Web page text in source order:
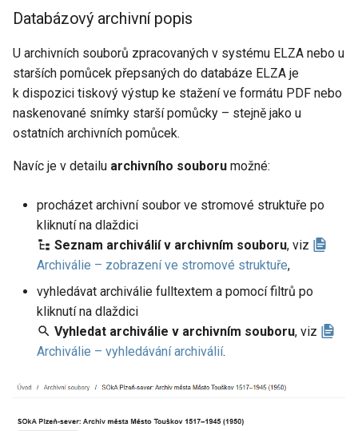
Databázový archivní popis
U archivních souborů zpracovaných v systému ELZA nebo u
starších pomůcek přepsaných do databáze ELZA je
k dispozici tiskový výstup ke stažení ve formátu PDF nebo
naskenované snímky starší pomůcky – stejně jako u
ostatních archivních pomůcek.
Navíc je v detailu archivního souboru možné:
procházet archivní soubor ve stromové struktuře po
kliknutí na dlaždici
Seznam archiválií v archivním souboru, viz
Archiválie – zobrazení ve stromové struktuře,
vyhledávat archiválie fulltextem a pomocí filtrů po
kliknutí na dlaždici
Vyhledat archiválie v archivním souboru, viz
Archiválie – vyhledávání archiválií.